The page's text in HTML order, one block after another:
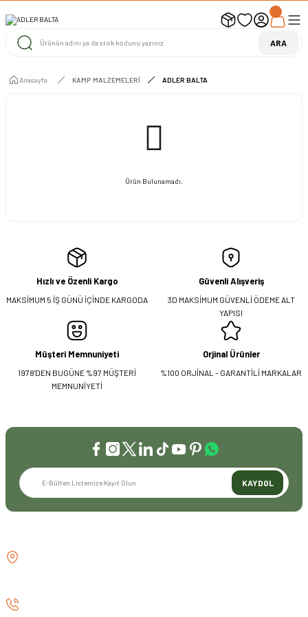
UYARI ! KARGOLAR 13 TEMMUZ 2026 YAPILACAK
1000 TL ve Üzeri Ücretsiz Kargo 1000 TL ve Üzeri Ücretsiz Kargo ARA
Anasayfa KAMP MALZEMELERİ ADLER BALTA
Ürün Bulunamadı.
Hızlı ve Özenli Kargo
MAKSİMUM 5 İŞ GÜNÜ İÇİNDE KARGODA
Güvenli Alışveriş
3D MAKSİMUM GÜVENLİ ÖDEME ALT
YAPISI
Müşteri Memnuniyeti
1978'DEN BUGÜNE %97 MÜŞTERİ
MEMNUNİYETİ
Orjinal Ürünler
%100 ORJİNAL - GARANTİLİ MARKALAR
KAYDOL